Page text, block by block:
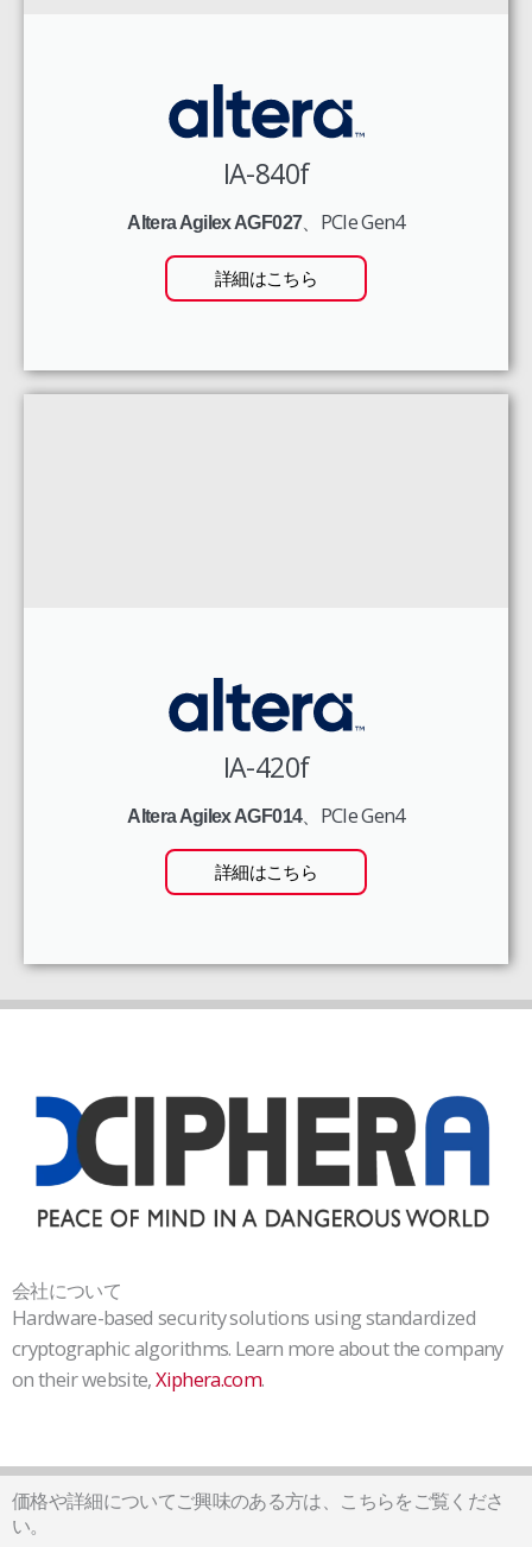
IA-840f
Altera Agilex AGF027、PCIe Gen4
詳細はこちら
IA-420f
Altera Agilex AGF014、PCIe Gen4
詳細はこちら
会社について
Hardware-based security solutions using standardized
cryptographic algorithms. Learn more about the company
on their website,Xiphera.com.
価格や詳細についてご興味のある方は、こちらをご覧くださ
い。